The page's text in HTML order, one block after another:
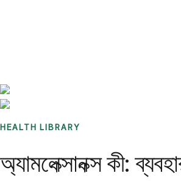
HEALTH LIBRARY
অ্যামলেক্সানক্স কী: